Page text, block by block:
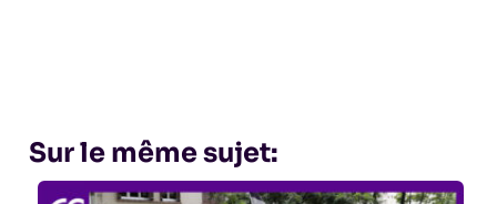
Sur le même sujet: